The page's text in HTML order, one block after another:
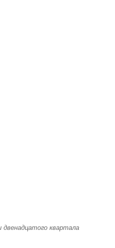
двенадцатого квартала